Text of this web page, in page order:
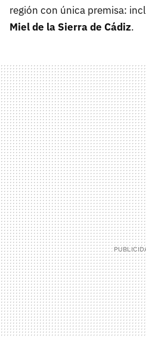
región con única premisa:
Miel de la Sierra de Cádiz.